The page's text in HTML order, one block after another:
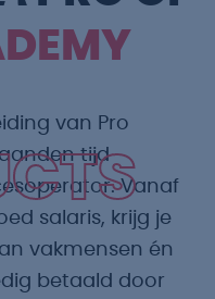
van Pro
tijd
Vanaf
salaris, krijg je
vakmensen én
betaald door